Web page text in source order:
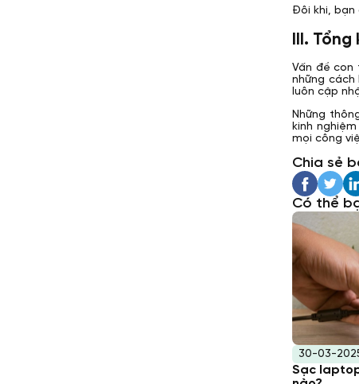
Đôi khi, bạn
III.
Vấn đề con
những
luôn cập
Những
kinh
mọi công
Chia sẻ
Có thể
30-03-
Sạc